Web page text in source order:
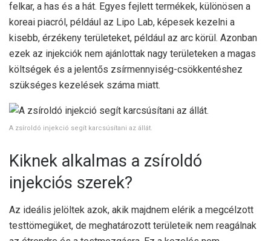
felkar, a has és a hát. Egyes fejlett termékek, különösen a
koreai piacról, például az Lipo Lab, képesek kezelni a
kisebb, érzékeny területeket, például az arc körül. Azonban
ezek az injekciók nem ajánlottak nagy területeken a magas
költségek és a jelentős zsírmennyiség-csökkentéshez
szükséges kezelések száma miatt.
A zsíroldó injekció segít karcsúsítani az állát.
Kiknek alkalmas a zsíroldó
injekciós szerek?
Az ideális jelöltek azok, akik majdnem elérik a megcélzott
testtömegüket, de meghatározott területeik nem reagálnak